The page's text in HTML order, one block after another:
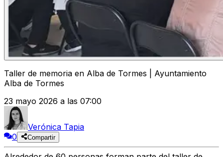
Taller de memoria en Alba de Tormes | Ayuntamiento
Alba de Tormes
23 mayo 2026 a las 07:00
Verónica Tapia
0
Compartir